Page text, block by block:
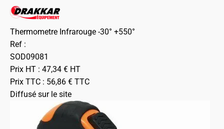
Thermometre Infrarouge -30° +550°
Ref :
SOD09081
Prix HT : 47,34 € HT
Prix TTC : 56,86 € TTC
Diffusé sur le site